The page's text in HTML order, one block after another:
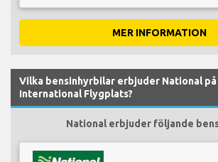
MER INFORMATION
Vilka bensinhyrbilar erbjuder National på
International Flygplats?
National erbjuder följande